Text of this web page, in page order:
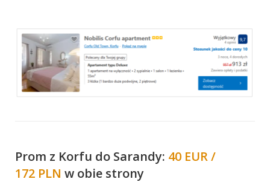
Prom z Korfu do Sarandy: 40 EUR /
172 PLN w obie strony